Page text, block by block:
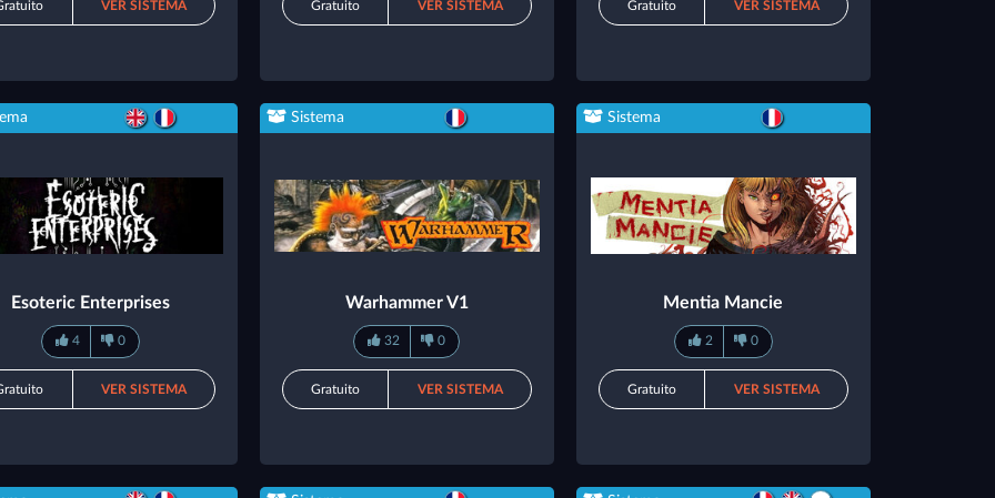
VER SISTEMA Gratuito VER SISTEMA Gratuito VER SISTEMA
Esoteric Enterprises
4 0
VER SISTEMA
Sistema
Warhammer V1
32 0
Gratuito VER SISTEMA
Sistema
Mentia Mancie
2 0
Gratuito VER SISTEMA